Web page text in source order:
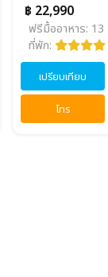
฿ 22,990
ฟรีมื้ออาหาร: 13
ที่พัก:
เปรียบเทียบ
โทร